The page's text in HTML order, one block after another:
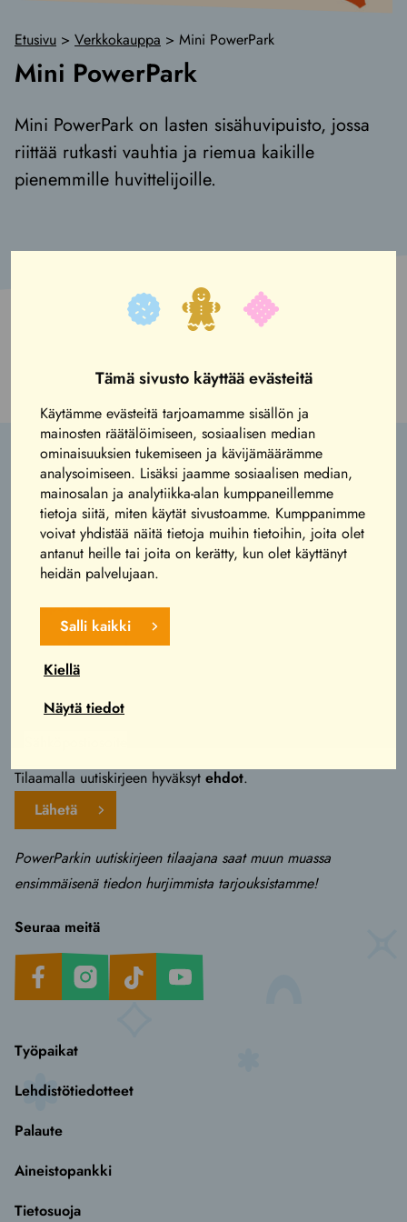
Tämä sivusto käyttää evästeitä
Käytämme evästeitä tarjoamamme sisällön ja
mainosten räätälöimiseen, sosiaalisen median
ominaisuuksien tukemiseen ja kävijämäärämme
analysoimiseen. Lisäksi jaamme sosiaalisen median,
mainosalan ja analytiikka-alan kumppaneillemme
tietoja siitä, miten käytät sivustoamme. Kumppanimme
voivat yhdistää näitä tietoja muihin tietoihin, joita olet
antanut heille tai joita on kerätty, kun olet käyttänyt
heidän palvelujaan.
Salli kaikki
Kiellä
Näytä tiedot
Etusivu > Verkkokauppa > Mini PowerPark
Mini PowerPark
Mini PowerPark on lasten sisähuvipuisto, jossa
riittää rutkasti vauhtia ja riemua kaikille
pienemmille huvittelijoille.
Yhteystiedot
Puistotie 3, 62300 HÄRMÄ
p. +358 10 3477 600
info@powerpark.fi
Katso tarkemmat yhteystietomme
Liity hupilistalle
Tilaamalla uutiskirjeen hyväksyt ehdot.
Lähetä
PowerParkin uutiskirjeen tilaajana saat muun muassa
ensimmäisenä tiedon hurjimmista tarjouksistamme!
Työpaikat
Lehdistötiedotteet
Palaute
Aineistopankki
Tietosuoja
Seuraa meitä
FacebookInstagramTikTok Youtube